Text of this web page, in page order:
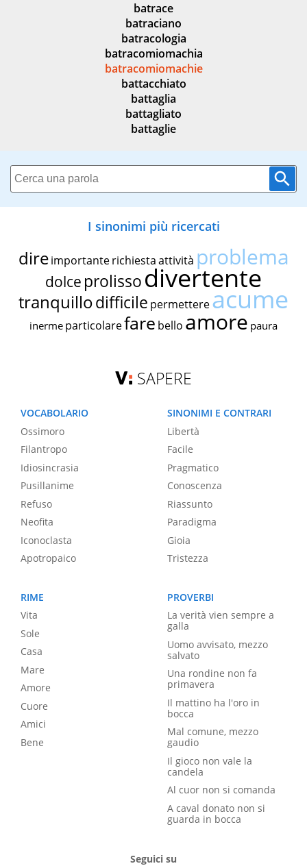
batrace
batraciano
batracologia
batracomiomachia
batracomiomachie
battacchiato
battaglia
battagliato
battaglie
I sinonimi più ricercati
dire importante richiestaattività problema
dolce prolissodivertente
tranquillodifficile permettereacume
inerme particolarefare bello amore paura
SAPERE
VOCABOLARIO
Ossimoro
Filantropo
Idiosincrasia
Pusillanime
Refuso
Neofita
Iconoclasta
Apotropaico
SINONIMI E CONTRARI
Libertà
Facile
Pragmatico
Conoscenza
Riassunto
Paradigma
Gioia
Tristezza
RIME
Vita
Sole
Casa
Mare
Amore
Cuore
Amici
Bene
PROVERBI
La verità vien sempre a
galla
Uomo avvisato, mezzo
salvato
Una rondine non fa
primavera
Il mattino ha l'oro in
bocca
Mal comune, mezzo
gaudio
Il gioco non vale la
candela
Al cuor non si comanda
A caval donato non si
guarda in bocca
Seguici su